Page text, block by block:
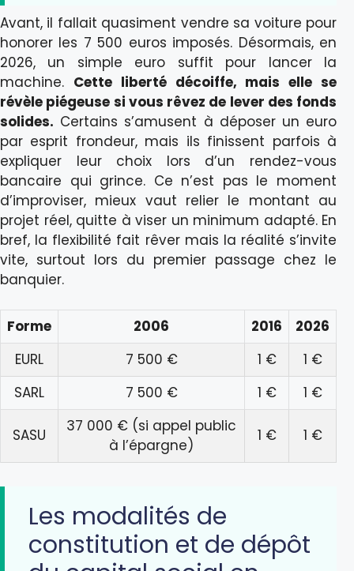
Avant, il fallait quasiment vendre sa voiture pour
honorer les 7 500 euros imposés. Désormais, en
2026, un simple euro suffit pour lancer la
machine. Cette liberté décoiffe, mais elle se
révèle piégeuse si vous rêvez de lever des fonds
solides. Certains s’amusent à déposer un euro
par esprit frondeur, mais ils finissent parfois à
expliquer leur choix lors d’un rendez-vous
bancaire qui grince. Ce n’est pas le moment
d’improviser, mieux vaut relier le montant au
projet réel, quitte à viser un minimum adapté. En
bref, la flexibilité fait rêver mais la réalité s’invite
vite, surtout lors du premier passage chez le
banquier.
Forme 2006 2016
2026
EURL
7 500 € 1 €
1 €
SARL
7 500 € 1 € 1 €
SASU
37 000 € (si appel public
à l’épargne)
1 € 1 €
Les modalités de
constitution et de dépôt